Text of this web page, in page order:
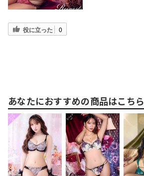
役に立った 0
あなたにおすすめの商品はこちら